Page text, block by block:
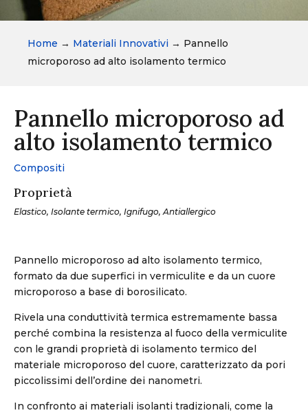
Home → Materiali Innovativi → Pannello
microporoso ad alto isolamento termico
Pannello microporoso ad
alto isolamento termico
Compositi
Proprietà
Elastico, Isolante termico, Ignifugo, Antiallergico
Pannello microporoso ad alto isolamento termico,
formato da due superfici in vermiculite e da un cuore
microporoso a base di borosilicato.
Rivela una conduttività termica estremamente bassa
perché combina la resistenza al fuoco della vermiculite
con le grandi proprietà di isolamento termico del
materiale microporoso del cuore, caratterizzato da pori
piccolissimi dell’ordine dei nanometri.
In confronto ai materiali isolanti tradizionali, come la